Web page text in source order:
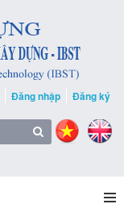
Đăng nhập Đăng ký